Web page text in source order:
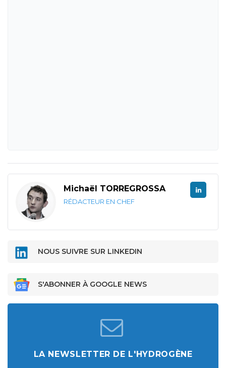
Michaël TORREGROSSA
RÉDACTEUR EN CHEF
NOUS SUIVRE SUR LINKEDIN
S'ABONNER À GOOGLE NEWS
LA NEWSLETTER DE L'HYDROGÈNE